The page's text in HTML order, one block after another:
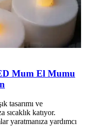
Mum El Mumu
tasarımı ve
sıcaklık katıyor.
yaratmanıza yardımcı